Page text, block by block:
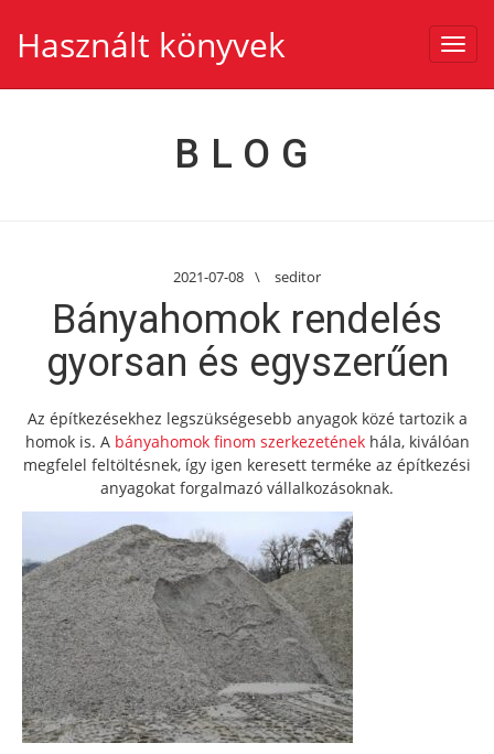
Használt könyvek
BLOG
2021-07-08 \ seditor
Bányahomok rendelés
gyorsan és egyszerűen
Az építkezésekhez legszükségesebb anyagok közé tartozik a
homok is. A bányahomok finom szerkezeténekhála, kiválóan
megfelel feltöltésnek, így igen keresett terméke az építkezési
anyagokat forgalmazó vállalkozásoknak.